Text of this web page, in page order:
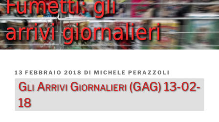
PUBBLICATO
IL
13 FEBBRAIO 2018 DI MICHELE PERAZZOLI
Gli Arrivi Giornalieri (GAG) 13-02-
18